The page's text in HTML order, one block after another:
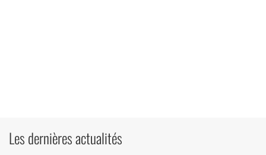
Les dernières actualités